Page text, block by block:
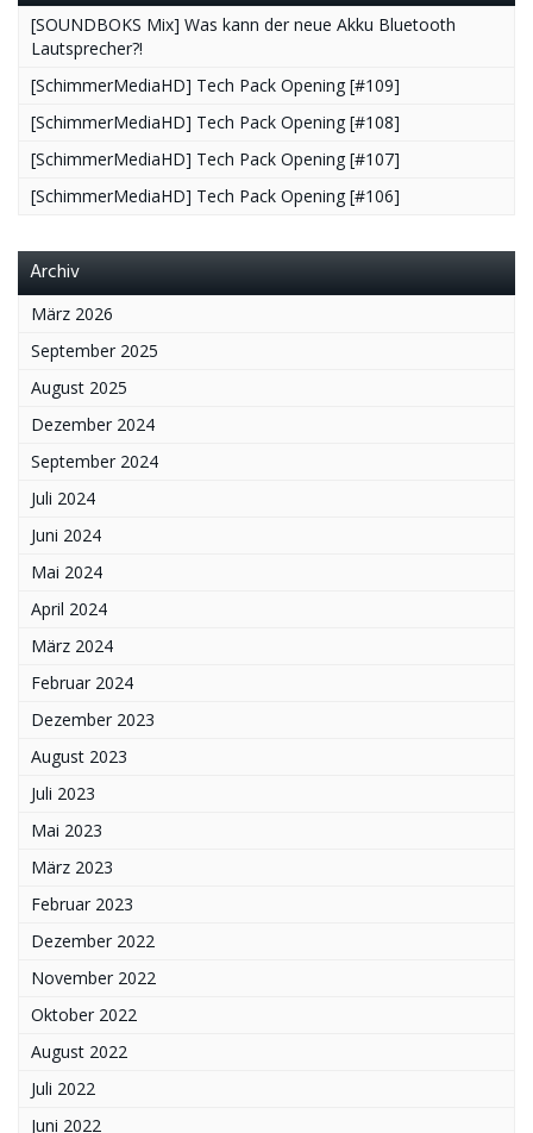
[SOUNDBOKS Mix] Was kann der neue Akku Bluetooth
Lautsprecher?!
[SchimmerMediaHD] Tech Pack Opening [#109]
[SchimmerMediaHD] Tech Pack Opening [#108]
[SchimmerMediaHD] Tech Pack Opening [#107]
[SchimmerMediaHD] Tech Pack Opening [#106]
Archiv
März 2026
September 2025
August 2025
Dezember 2024
September 2024
Juli 2024
Juni 2024
Mai 2024
April 2024
März 2024
Februar 2024
Dezember 2023
August 2023
Juli 2023
Mai 2023
März 2023
Februar 2023
Dezember 2022
November 2022
Oktober 2022
August 2022
Juli 2022
Juni 2022